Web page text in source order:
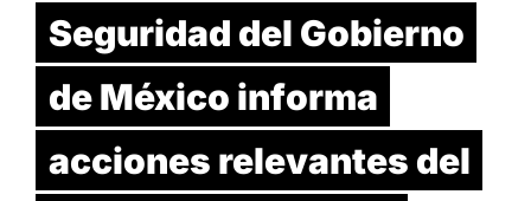
Seguridad del Gobierno
de México informa
acciones relevantes del